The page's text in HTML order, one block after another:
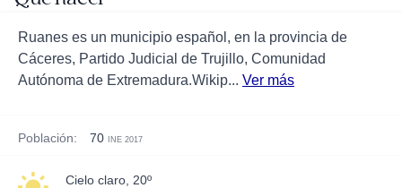
Ruanes es un municipio español, en la provincia de
Cáceres, Partido Judicial de Trujillo, Comunidad
Autónoma de Extremadura.Wikip... Ver más
Población: 70 INE 2017
cielo claro, 20º